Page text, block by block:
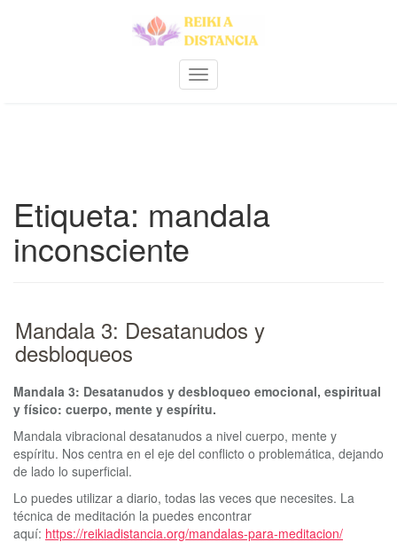
A
m
a
i
ó
Etiqueta: mandala
inconsciente
Mandala 3: Desatanudos y
desbloqueos
Mandala 3: Desatanudos y desbloqueo emocional, espiritual
y físico: cuerpo, mente y espíritu.
Mandala vibracional desatanudos a nivel cuerpo, mente y
espíritu. Nos centra en el eje del conflicto o problemática, dejando
de lado lo superficial.
Lo puedes utilizar a diario, todas las veces que necesites. La
técnica de meditación la puedes encontrar
aquí: https://reikiadistancia.org/mandalas-para-meditacion/